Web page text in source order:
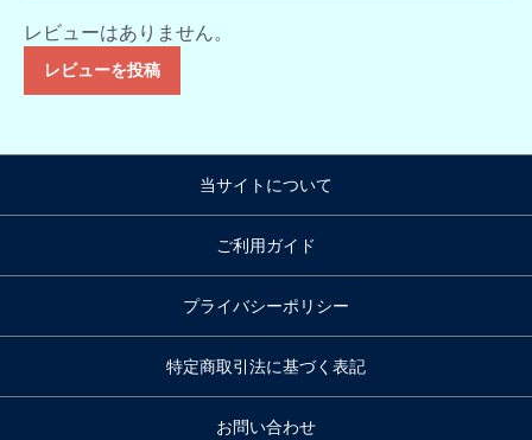
レビューはありません。
レビューを投稿
当サイトについて
ご利用ガイド
プライバシーポリシー
特定商取引法に基づく表記
お問い合わせ